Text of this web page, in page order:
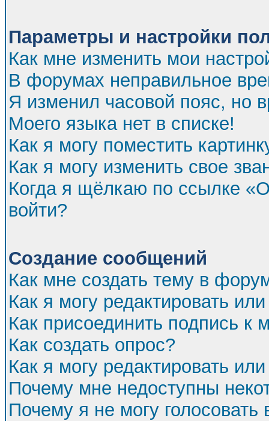
Параметры и настройки
Как мне изменить мои
В форумах неправильное
Я изменил часовой пояс, но
Моего языка нет в списке!
Как я могу поместить
Как я могу изменить свое
Когда я щёлкаю по ссылке
войти?
Создание сообщений
Как мне создать тему в
Как я могу редактировать
Как присоединить подпись
Как создать опрос?
Как я могу редактировать
Почему мне недоступны
Почему я не могу голосовать